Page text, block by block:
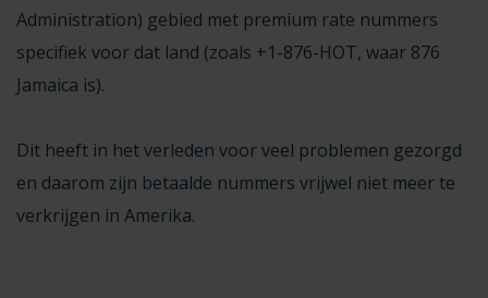
Administration) gebied met premium rate nummers
specifiek voor dat land (zoals +1-876-HOT, waar 876
Jamaica is).
Dit heeft in het verleden voor veel problemen gezorgd
en daarom zijn betaalde nummers vrijwel niet meer te
verkrijgen in Amerika.